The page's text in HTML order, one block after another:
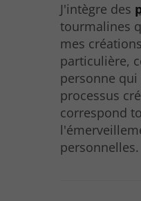
J'intègre des
tourmalines
mes
particulière,
personne qui
processus
correspond
personnelles.